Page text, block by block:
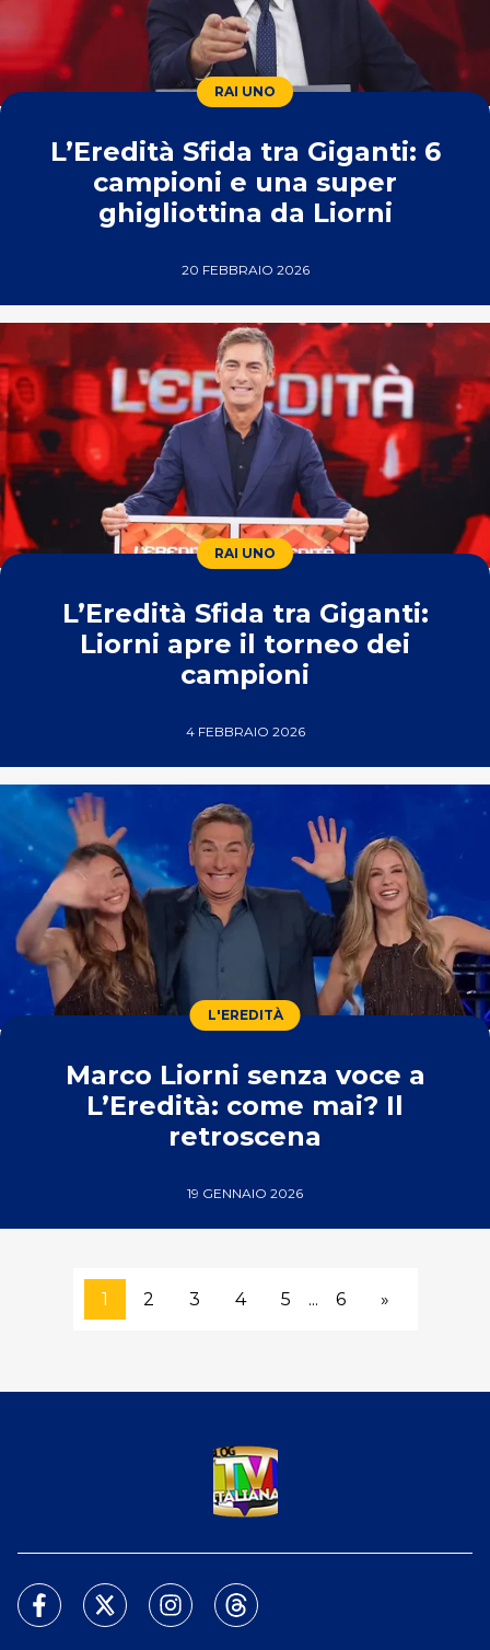
RAI UNO
L’Eredità Sfida tra Giganti: 6
campioni e una super
ghigliottina da Liorni
20 FEBBRAIO 2026
RAI UNO
L’Eredità Sfida tra Giganti:
Liorni apre il torneo dei
campioni
4 FEBBRAIO 2026
L'EREDITÀ
Marco Liorni senza voce a
L’Eredità: come mai? Il
retroscena
19 GENNAIO 2026
1 2 3 4 5 ... 6 »